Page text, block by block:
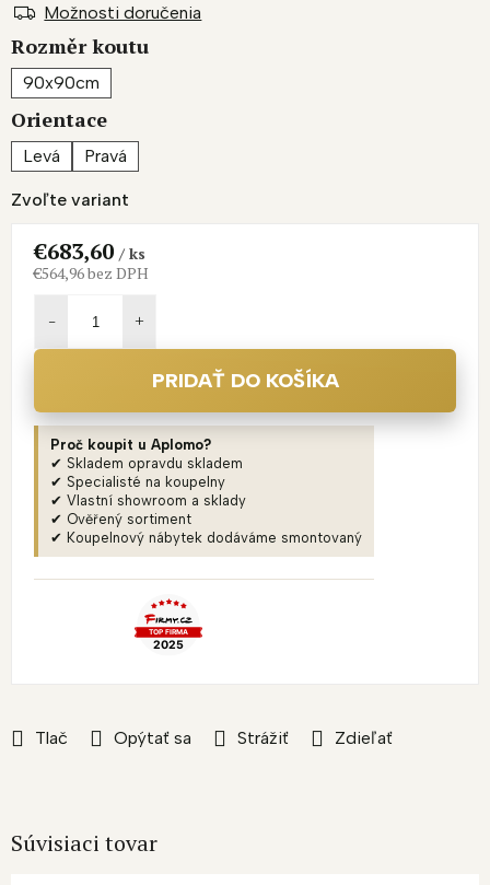
Zvoľte variant
Možnosti doručenia
Rozměr koutu
90x90cm
Orientace
Levá Pravá
Tlač Opýtať sa Strážiť Zdieľať
€683,60/ ks
€564,96 bez DPH
PRIDAŤ DO KOŠÍKA
Proč koupit u Aplomo?
✔ Skladem opravdu skladem
✔ Specialisté na koupelny
✔ Vlastní showroom a sklady
✔ Ověřený sortiment
✔ Koupelnový nábytek dodáváme smontovaný
Súvisiaci tovar